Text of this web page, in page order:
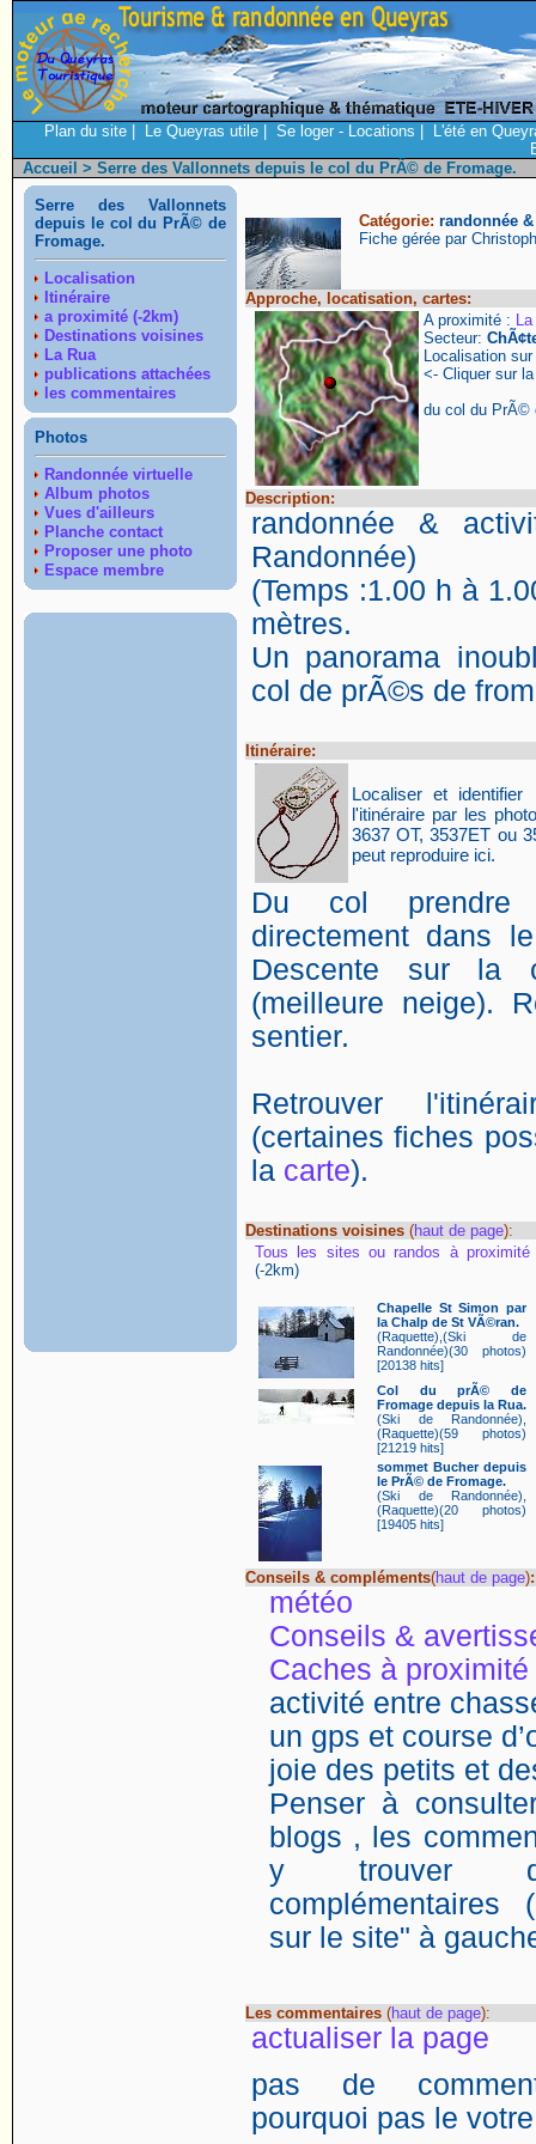
Plan du site Le Queyras utile Se loger - Locations
L'été en
Accueil > Serre des Vallonnets depuis le col du PrÃ© de Fromage.
Serre des Vallonnets
depuis le col du PrÃ© de
Fromage.
Localisation
Itinéraire
a proximité (-2km)
Destinations voisines
La Rua
publications attachées
les commentaires
Photos
Randonnée virtuelle
Album photos
Vues d'ailleurs
Planche contact
Proposer une photo
Espace membre
Catégorie: randonnée
Fiche gérée par
Approche, locatisation, cartes:
A proximité :
Secteur:
Localisation sur
<- Cliquer sur
du col du PrÃ©
Description:
randonnée &
Randonnée)
(Temps :1.00 h à
mètres.
Un panorama
col de prÃ©s de
Itinéraire:
Localiser et identifier
l'itinéraire par les
3637 OT, 3537ET ou
peut reproduire ici.
Du col
directement dans
Descente sur la
(meilleure neige).
sentier.
Retrouver
(certaines fiches
la carte).
Destinations voisines (haut de page):
Tous les sites ou randos à proximité
(-2km)
Chapelle St Simon par
la Chalp de St VÃ©ran.
(Raquette),(Ski de
Randonnée)(30 photos)
[20138 hits]
Col du prÃ© de
Fromage depuis la Rua.
(Ski de Randonnée),
(Raquette)(59 photos)
[21219 hits]
sommet Bucher depuis
le PrÃ© de Fromage.
(Ski de Randonnée),
(Raquette)(20 photos)
[19405 hits]
Conseils & compléments(haut de page):
météo
Conseils &
Caches à proximité
activité entre
un gps et course
joie des petits et
Penser à
blogs , les
y trouver
complémentaires
sur le site" à
Les commentaires (haut de page):
actualiser la page
pas de
pourquoi pas le